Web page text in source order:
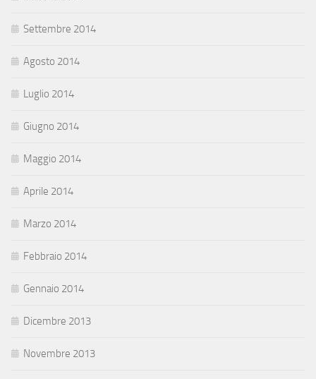
Settembre 2014
Agosto 2014
Luglio 2014
Giugno 2014
Maggio 2014
Aprile 2014
Marzo 2014
Febbraio 2014
Gennaio 2014
Dicembre 2013
Novembre 2013